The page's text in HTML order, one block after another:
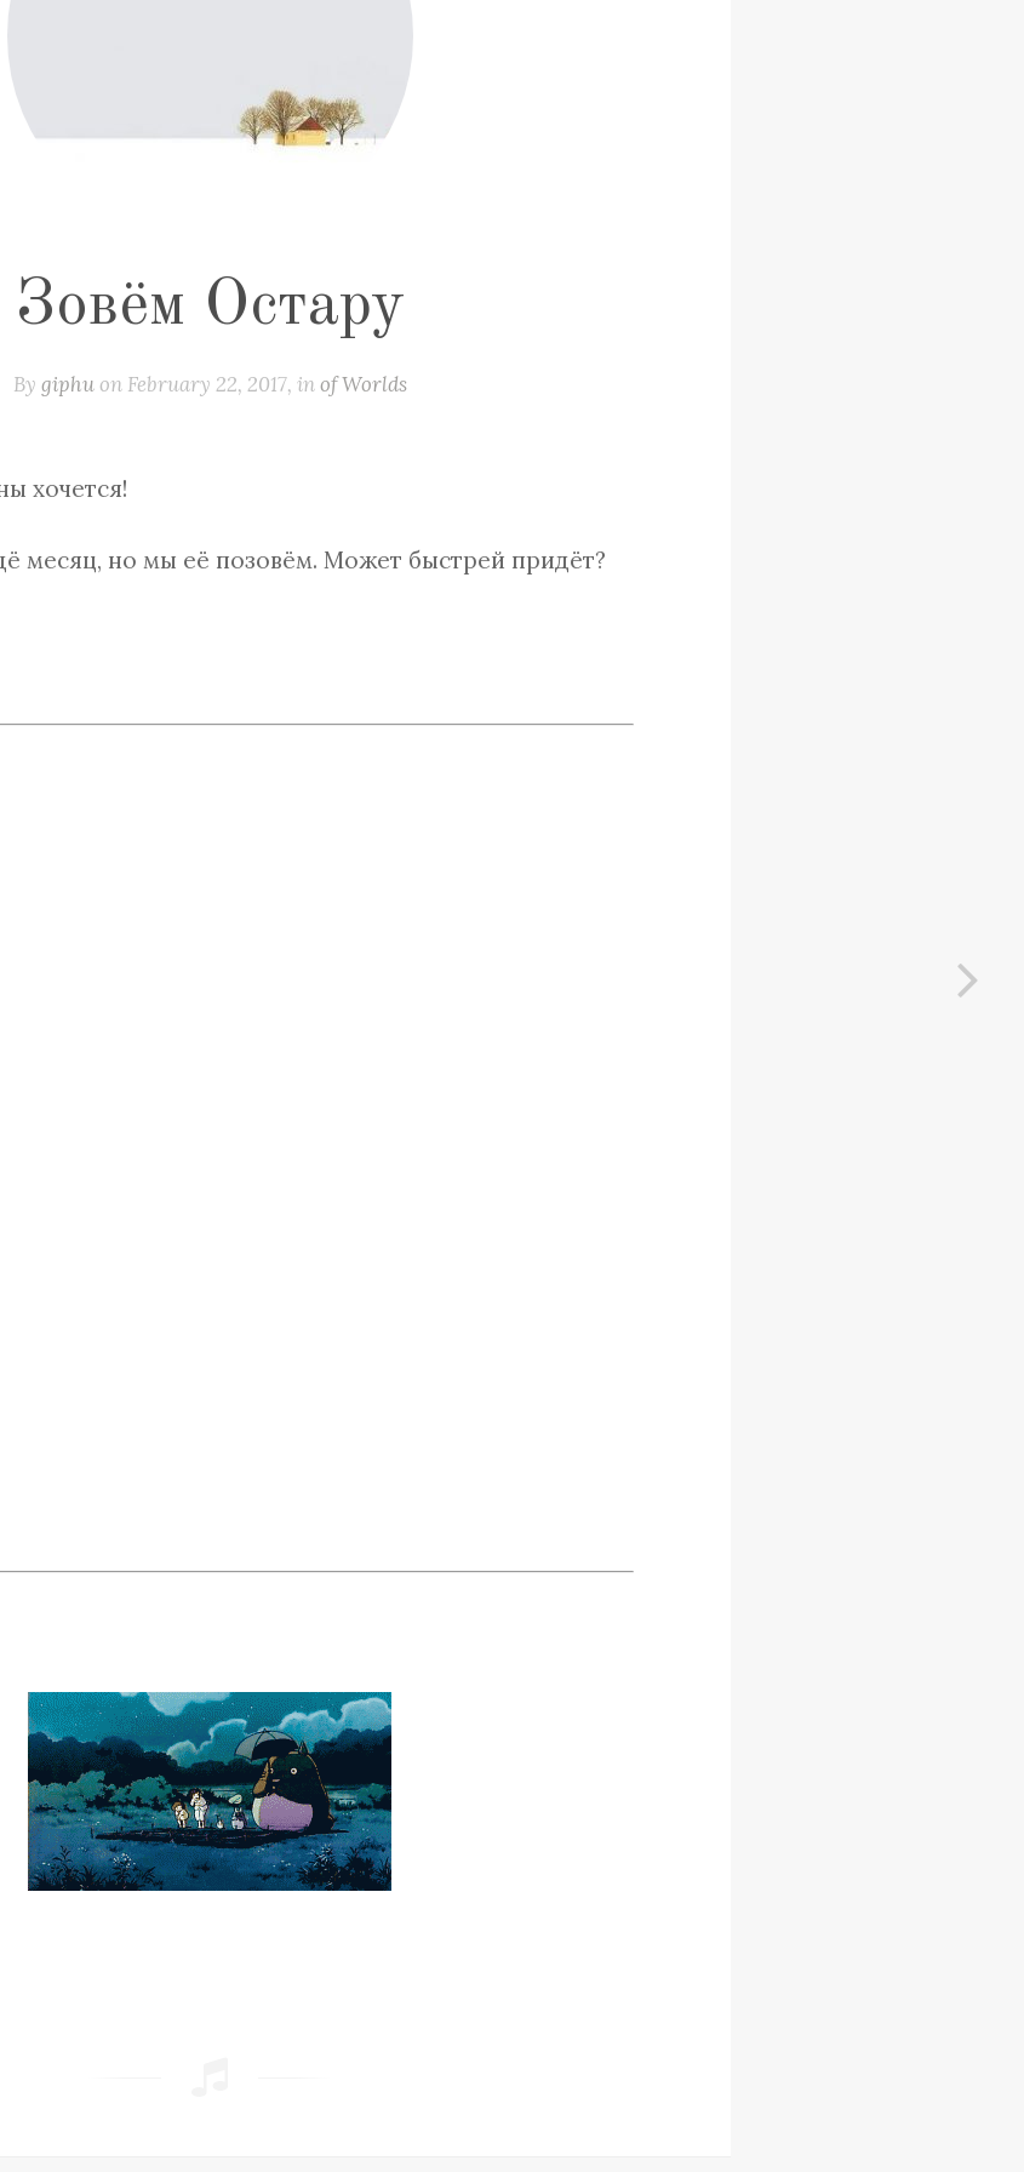
Зовём Остару
By giphuon February 22, 2017, inof Worlds
хочется!
месяц, но мы её позовём. Может быстрей придёт?